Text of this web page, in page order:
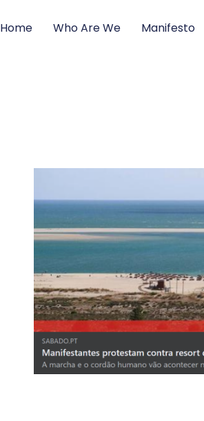
Home Who Are We Manifesto